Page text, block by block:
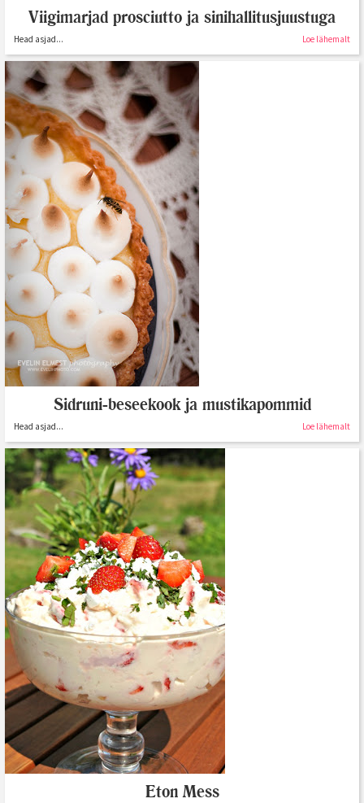
Viigimarjad prosciutto ja sinihallitusjuustuga
Head asjad... Loe lähemalt
Sidruni-beseekook ja mustikapommid
Head asjad... Loe lähemalt
Eton Mess